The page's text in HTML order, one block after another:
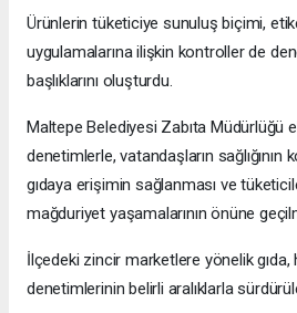
Ürünlerin tüketiciye sunuluş biçimi,
uygulamalarına ilişkin kontroller de
başlıklarını oluşturdu.
Maltepe Belediyesi Zabıta Müdürlüğü
denetimlerle, vatandaşların sağlığının
gıdaya erişimin sağlanması ve
mağduriyet yaşamalarının önüne
İlçedeki zincir marketlere yönelik gıda,
denetimlerinin belirli aralıklarla